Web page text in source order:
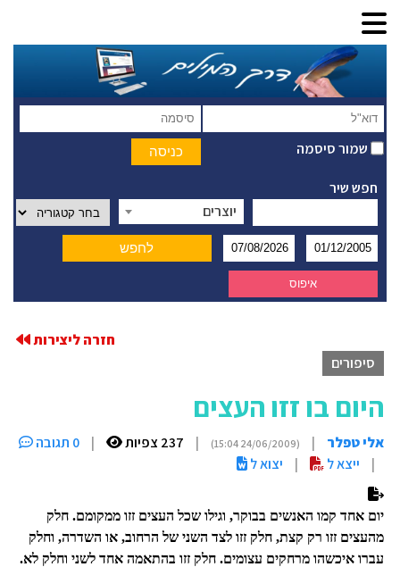
שמור סיסמה
חפש שיר
יוצרים
חזרה ליצירות
סיפורים
היום בו זזו העצים
אלי טפלר |
(24/06/2009 15:04)
| 237 צפיות |
0 תגובה
|
ייצא ל | יצוא ל
יום אחד קמו האנשים בבוקר, וגילו שכל העצים זזו ממקומם. חלק
מהעצים זזו רק קצת, חלק זזו לצד השני של הרחוב, או השדרה, וחלק
עברו איכשהו מרחקים עצומים. חלק זזו בהתאמה אחד לשני וחלק לא.